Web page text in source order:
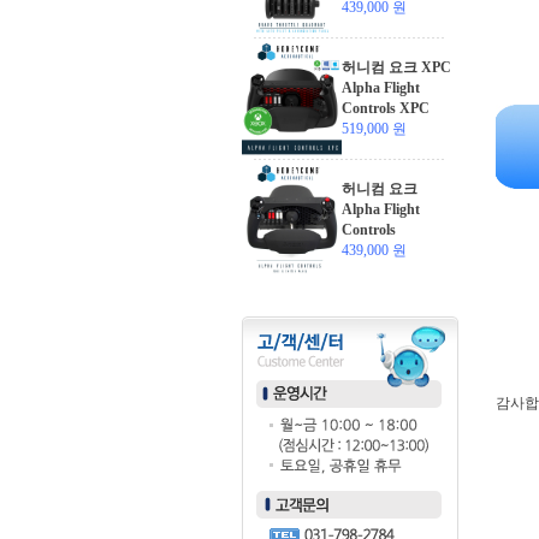
439,000 원
허니컴 요크 XPC
Alpha Flight
Controls XPC
519,000 원
허니컴 요크
Alpha Flight
Controls
439,000 원
감사